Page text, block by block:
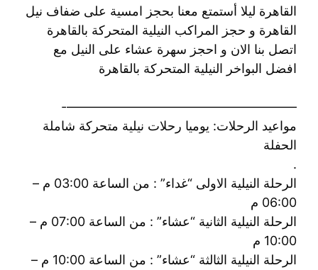
القاهرة ليلا أستمتع معنا بحجز امسية على ضفاف نيل
القاهرة و حجز المراكب النيلية المتحركة بالقاهرة
اتصل بنا الان و احجز سهرة عشاء على النيل مع
افضل البواخر النيلية المتحركة بالقاهرة
——————————————————-
مواعيد الرحلات: يوميا رحلات نيلية متحركة شاملة
الحفلة
.
الرحلة النيلية الاولى “غداء” : من الساعة 03:00 م –
06:00 م
الرحلة النيلية الثانية “عشاء” : من الساعة 07:00 م –
10:00 م
الرحلة النيلية الثالثة “عشاء” : من الساعة 10:00 م –